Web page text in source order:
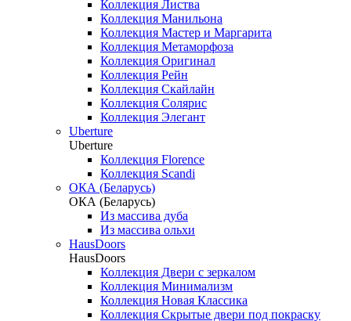
Коллекция Листва
Коллекция Манильона
Коллекция Мастер и Маргарита
Коллекция Метаморфоза
Коллекция Оригинал
Коллекция Рейн
Коллекция Скайлайн
Коллекция Солярис
Коллекция Элегант
Uberture
Uberture
Коллекция Florence
Коллекция Scandi
ОКА (Беларусь)
ОКА (Беларусь)
Из массива дуба
Из массива ольхи
HausDoors
HausDoors
Коллекция Двери с зеркалом
Коллекция Минимализм
Коллекция Новая Классика
Коллекция Скрытые двери под покраску